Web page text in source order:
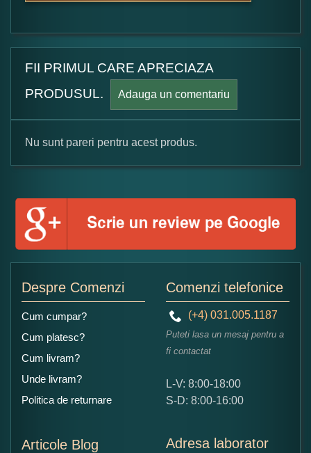
FII PRIMUL CARE APRECIAZA
PRODUSUL.
Adauga un comentariu
Formular pareri client
Numele dumneavoastra:
Ce nota acordati acestui produs?
5
Nu sunt pareri pentru acest produs.
Despre Comenzi
Cum cumpar?
Cum platesc?
Cum livram?
Unde livram?
Politica de returnare
Articole Blog
Comenzi telefonice
(+4) 031.005.1187
Puteti lasa un mesaj pentru a
fi contactat
L-V: 8:00-18:00
S-D: 8:00-16:00
Adresa laborator